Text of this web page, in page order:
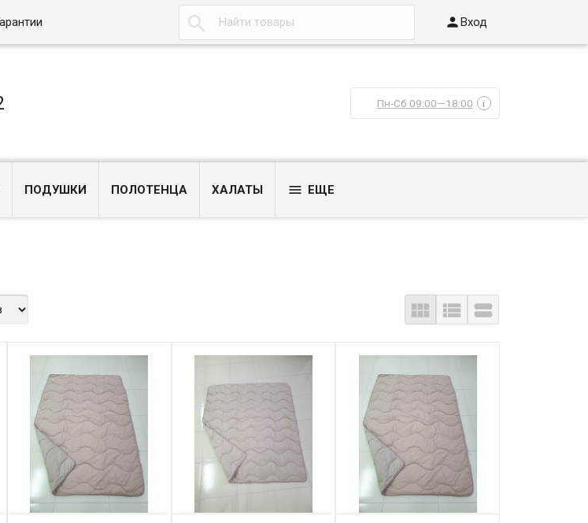
 Вход
Пн-Сб 09:00—18:00 i
ПОДУШКИ ПОЛОТЕНЦА ХАЛАТЫ  ЕЩЕ
  